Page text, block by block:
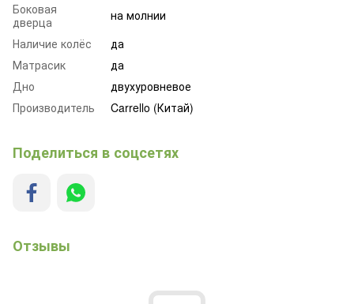
Боковая
дверца
на молнии
Наличие колёс
да
Матрасик
да
Дно
двухуровневое
Производитель
Carrello (Китай)
Поделиться в соцсетях
Отзывы